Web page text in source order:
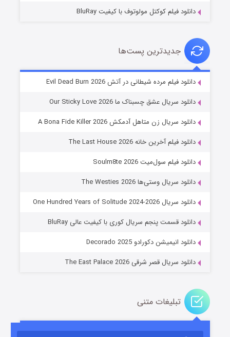
شوهر
قسمت۲ (زیرنویس) منتشر شد
دانلود فیلم کوکتل مولوتوف با کیفیت BluRay
جدیدترین پست‌ها
دانلود فیلم مرده شیطانی در آتش Evil Dead Burn 2026
دانلود سریال عشق چسبناک ما Our Sticky Love 2026
دانلود سریال زن متاهل آدمکش A Bona Fide Killer 2026
دانلود فیلم آخرین خانه The Last House 2026
دانلود فیلم سول‌میت Soulm8te 2026
دانلود سریال وستی‌ها The Westies 2026
دانلود سریال One Hundred Years of Solitude 2024-2026
دانلود قسمت پنجم سریال کوری با کیفیت عالی BluRay
دانلود انیمیشن دکورادو Decorado 2025
دانلود سریال قصر شرقی The East Palace 2026
تبلیغات متنی